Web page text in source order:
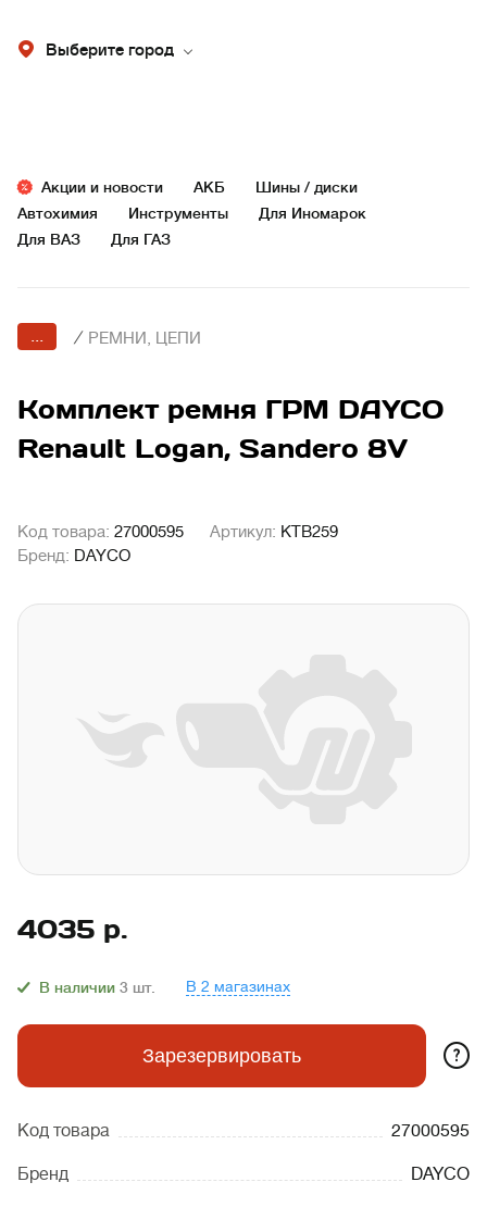
Выберите город
Акции и новости АКБ
Шины / диски
Автохимия
Инструменты
Для Иномарок
Для ВАЗ
Для ГАЗ
... / РЕМНИ, ЦЕПИ
Комплект ремня ГРМ DAYCO
Renault Logan, Sandero 8V
Код товара: 27000595 Артикул: KTB259
Бренд: DAYCO
4035 р.
В наличии 3 шт. В 2 магазинах
Зарезервировать ?
Код товара 27000595
Бренд DAYCO